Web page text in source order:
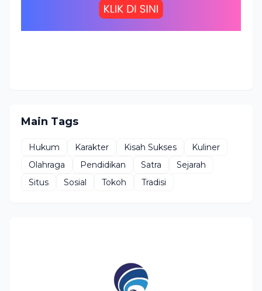
Main Tags
Hukum Karakter Kisah Sukses
Kuliner
Olahraga
Pendidikan Satra
Sejarah
Situs
Sosial Tokoh Tradisi